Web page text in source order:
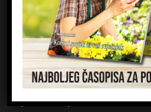
KUPOVINA
Shop
Pretplata
Uvjeti korištenja